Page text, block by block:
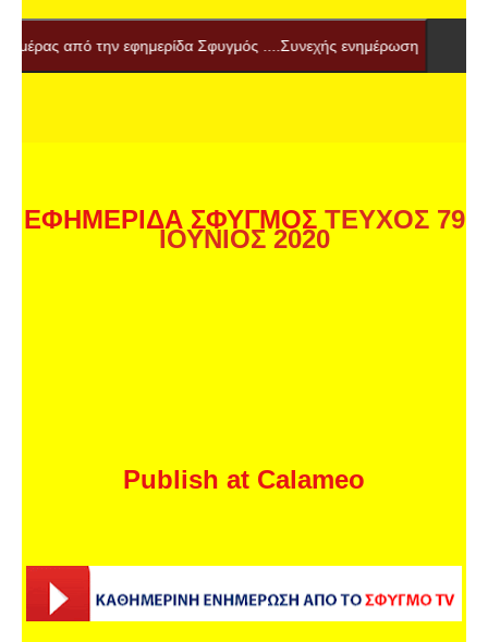
την εφημερίδα Σφυγμός ....Συνεχής ενημέρωση
ΕΦΗΜΕΡΙΔΑ ΣΦΥΓΜΟΣ ΤΕΥΧΟΣ 79
ΙΟΥΝΙΟΣ 2020
Publish at Calameo